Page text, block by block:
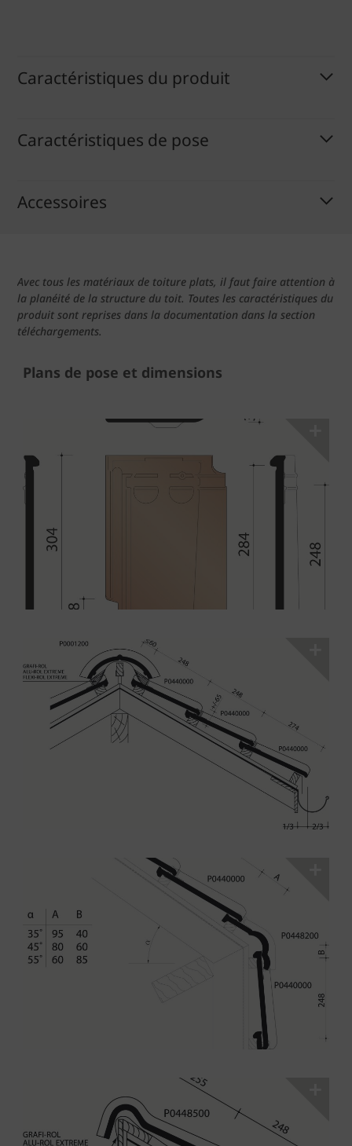
Caractéristiques du produit
Caractéristiques de pose
Accessoires
Avec tous les matériaux de toiture plats, il faut faire attention à
la planéité de la structure du toit. Toutes les caractéristiques du
produit sont reprises dans la documentation dans la section
téléchargements.
Plans de pose et dimensions